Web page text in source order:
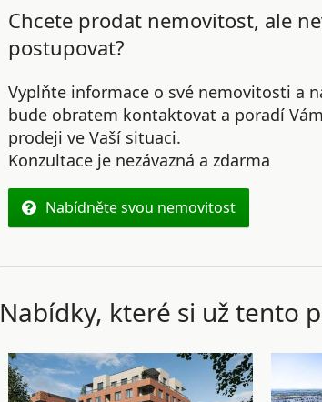
Chcete prodat nemovitost, ale
postupovat?
Vyplňte informace o své nemovitosti a
bude obratem kontaktovat a poradí
prodeji ve Vaší situaci.
Konzultace je nezávazná a zdarma
Nabídněte svou nemovitost
Nabídky, které si už tento